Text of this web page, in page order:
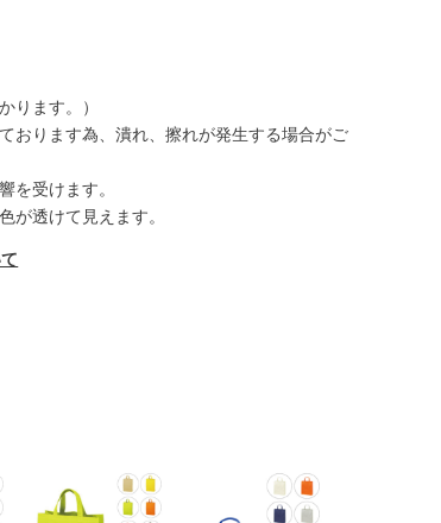
ります。）
おります為、潰れ、擦れが発生する場合がご
を受けます。
が透けて見えます。